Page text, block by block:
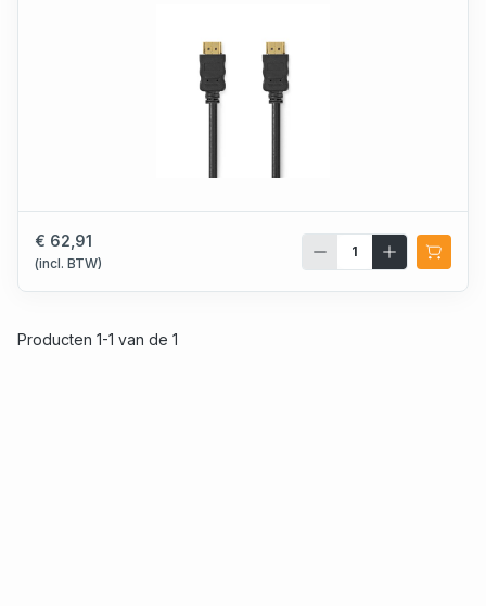
€ 62,91
(incl. BTW)
Producten 1-1 van de 1